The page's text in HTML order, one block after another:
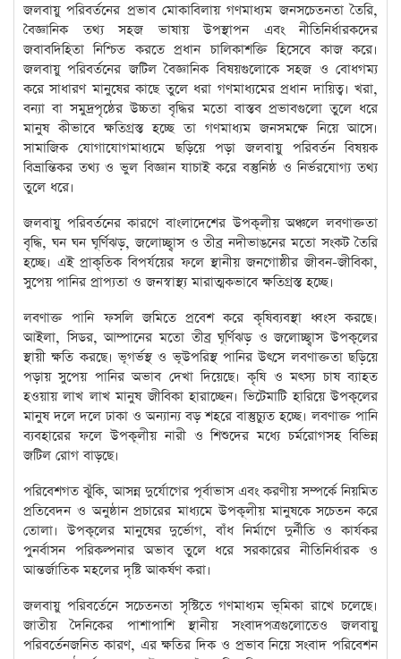
জলবায়ু পরিবর্তনের প্রভাব মোকাবিলায় গণমাধ্যম জনসচেতনতা তৈরি,
বৈজ্ঞানিক তথ্য সহজ ভাষায় উপস্থাপন এবং নীতিনির্ধারকদের
জবাবদিহিতা নিশ্চিত করতে প্রধান চালিকাশক্তি হিসেবে কাজ করে।
জলবায়ু পরিবর্তনের জটিল বৈজ্ঞানিক বিষয়গুলোকে সহজ ও বোধগম্য
করে সাধারণ মানুষের কাছে তুলে ধরা গণমাধ্যমের প্রধান দায়িত্ব। খরা,
বন্যা বা সমুদ্রপৃষ্ঠের উচ্চতা বৃদ্ধির মতো বাস্তব প্রভাবগুলো তুলে ধরে
মানুষ কীভাবে ক্ষতিগ্রস্ত হচ্ছে তা গণমাধ্যম জনসমক্ষে নিয়ে আসে।
সামাজিক যোগাযোগমাধ্যমে ছড়িয়ে পড়া জলবায়ু পরিবর্তন বিষয়ক
বিভ্রান্তিকর তথ্য ও ভুল বিজ্ঞান যাচাই করে বস্তুনিষ্ঠ ও নির্ভরযোগ্য তথ্য
তুলে ধরে।
জলবায়ু পরিবর্তনের কারণে বাংলাদেশের উপকূলীয় অঞ্চলে লবণাক্ততা
বৃদ্ধি, ঘন ঘন ঘূর্ণিঝড়, জলোচ্ছ্বাস ও তীব্র নদীভাঙনের মতো সংকট তৈরি
হচ্ছে। এই প্রাকৃতিক বিপর্যয়ের ফলে স্থানীয় জনগোষ্ঠীর জীবন-জীবিকা,
সুপেয় পানির প্রাপ্যতা ও জনস্বাস্থ্য মারাত্মকভাবে ক্ষতিগ্রস্ত হচ্ছে।
লবণাক্ত পানি ফসলি জমিতে প্রবেশ করে কৃষিব্যবস্থা ধ্বংস করছে।
আইলা, সিডর, আম্পানের মতো তীব্র ঘূর্ণিঝড় ও জলোচ্ছ্বাস উপকূলের
স্থায়ী ক্ষতি করছে। ভূগর্ভস্থ ও ভূউপরিস্থ পানির উৎসে লবণাক্ততা ছড়িয়ে
পড়ায় সুপেয় পানির অভাব দেখা দিয়েছে। কৃষি ও মৎস্য চাষ ব্যাহত
হওয়ায় লাখ লাখ মানুষ জীবিকা হারাচ্ছেন। ভিটেমাটি হারিয়ে উপকূলের
মানুষ দলে দলে ঢাকা ও অন্যান্য বড় শহরে বাস্তুচ্যুত হচ্ছে। লবণাক্ত পানি
ব্যবহারের ফলে উপকূলীয় নারী ও শিশুদের মধ্যে চর্মরোগসহ বিভিন্ন
জটিল রোগ বাড়ছে।
পরিবেশগত ঝুঁকি, আসন্ন দুর্যোগের পূর্বাভাস এবং করণীয় সম্পর্কে নিয়মিত
প্রতিবেদন ও অনুষ্ঠান প্রচারের মাধ্যমে উপকূলীয় মানুষকে সচেতন করে
তোলা। উপকূলের মানুষের দুর্ভোগ, বাঁধ নির্মাণে দুর্নীতি ও কার্যকর
পুনর্বাসন পরিকল্পনার অভাব তুলে ধরে সরকারের নীতিনির্ধারক ও
আন্তর্জাতিক মহলের দৃষ্টি আকর্ষণ করা।
জলবায়ু পরিবর্তেনে সচেতনতা সৃস্টিতে গণমাধ্যম ভূমিকা রাখে চলেছে।
জাতীয় দৈনিকের পাশাপাশি স্থানীয় সংবাদপত্রগুলোতেও জলবায়ু
পরিবর্তেনজনিত কারণ, এর ক্ষতির দিক ও প্রভাব নিয়ে সংবাদ পরিবেশন